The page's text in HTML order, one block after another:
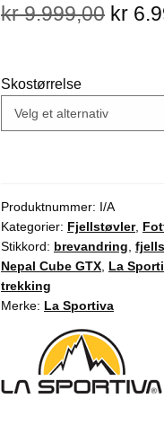
kr9.999,00 kr
Skostørrelse
Produktnummer: I/A
Kategorier: Fjellstøvler,
Stikkord: brevandring
Nepal Cube GTX La
trekking
Merke: La Sportiva